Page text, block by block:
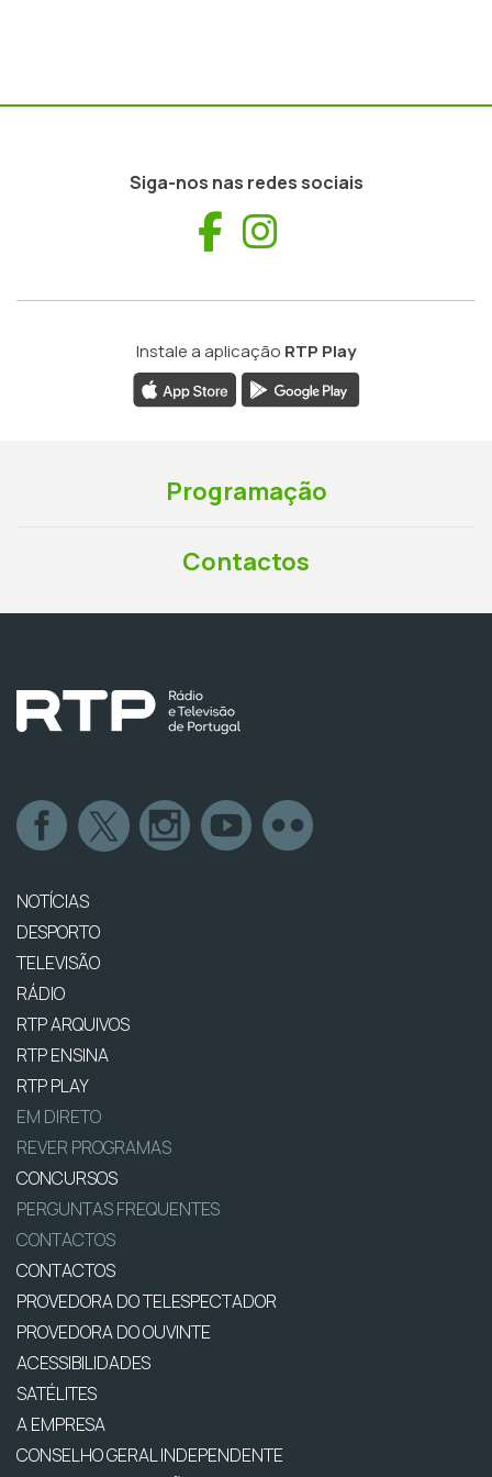
Siga-nos nas redes sociais
Facebook
Instale a aplicação RTP Play
Programação
Contactos
NOTÍCIAS
DESPORTO
TELEVISÃO
RÁDIO
RTP ARQUIVOS
RTP ENSINA
RTP PLAY
EM DIRETO
REVER PROGRAMAS
CONCURSOS
PERGUNTAS FREQUENTES
CONTACTOS
CONTACTOS
PROVEDORA DO TELESPECTADOR
PROVEDORA DO OUVINTE
ACESSIBILIDADES
SATÉLITES
A EMPRESA
CONSELHO GERAL INDEPENDENTE